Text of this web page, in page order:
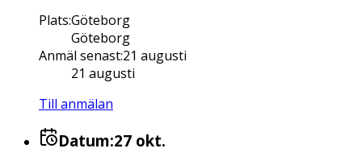
Plats:Göteborg
Göteborg
Anmäl senast:21 augusti
21 augusti
Till anmälan
Datum:27 okt.